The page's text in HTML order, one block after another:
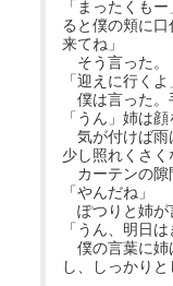
「まったくも
ると僕の頬に
来てね」
そう言った。
「迎えに行くよ
僕は言った。
「うん」姉は
気が付けば雨
少し照れくさく
カーテンの隙
「やんだね」
ぽつりと姉が
「うん、明日
僕の言葉に姉
し、しっかりと